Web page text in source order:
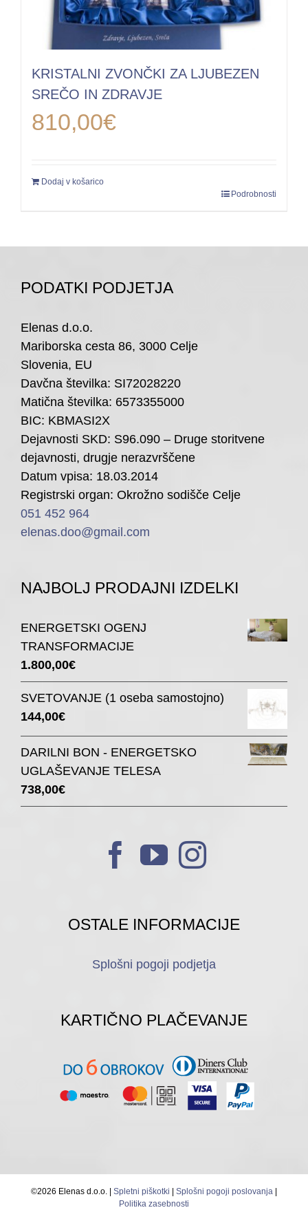
KRISTALNI ZVONČKI ZA LJUBEZEN
SREČO IN ZDRAVJE
810,00€
Dodaj v košarico
Podrobnosti
PODATKI PODJETJA
Elenas d.o.o.
Mariborska cesta 86, 3000 Celje
Slovenia, EU
Davčna številka: SI72028220
Matična številka: 6573355000
BIC: KBMASI2X
Dejavnosti SKD: S96.090 – Druge storitvene
dejavnosti, drugje nerazvrščene
Datum vpisa: 18.03.2014
Registrski organ: Okrožno sodišče Celje
051 452 964
elenas.doo@gmail.com
NAJBOLJ PRODAJNI IZDELKI
ENERGETSKI OGENJ
TRANSFORMACIJE
1.800,00€
SVETOVANJE (1 oseba samostojno)
144,00€
DARILNI BON - ENERGETSKO
UGLAŠEVANJE TELESA
738,00€
OSTALE INFORMACIJE
Splošni pogoji podjetja
KARTIČNO PLAČEVANJE
©2026 Elenas d.o.o. | Spletni piškotki | Splošni pogoji poslovanja |
Politika zasebnosti